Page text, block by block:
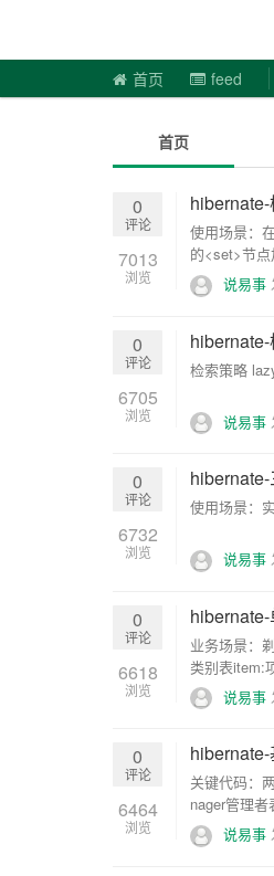
首页 feed
首页
0
评论
7013
浏览
使用场景：
的<set>节
说易事
0
评论
6705
浏览
检索策略
说易事
0
评论
6732
浏览
使用场景：
说易事
0
评论
6618
浏览
业务场景：
类别表item:
说易事
0
评论
6464
浏览
关键代码：
nager管理
说易事